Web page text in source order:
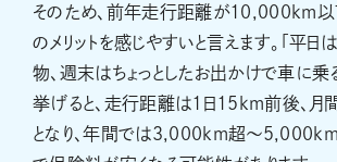
そのため、前年走行距離が10,000km以
のメリットを感じやすいと言えます。「平
物、週末はちょっとしたお出かけで車に乗
挙げると、走行距離は1日15km前後、
となり、年間では3,000km超～